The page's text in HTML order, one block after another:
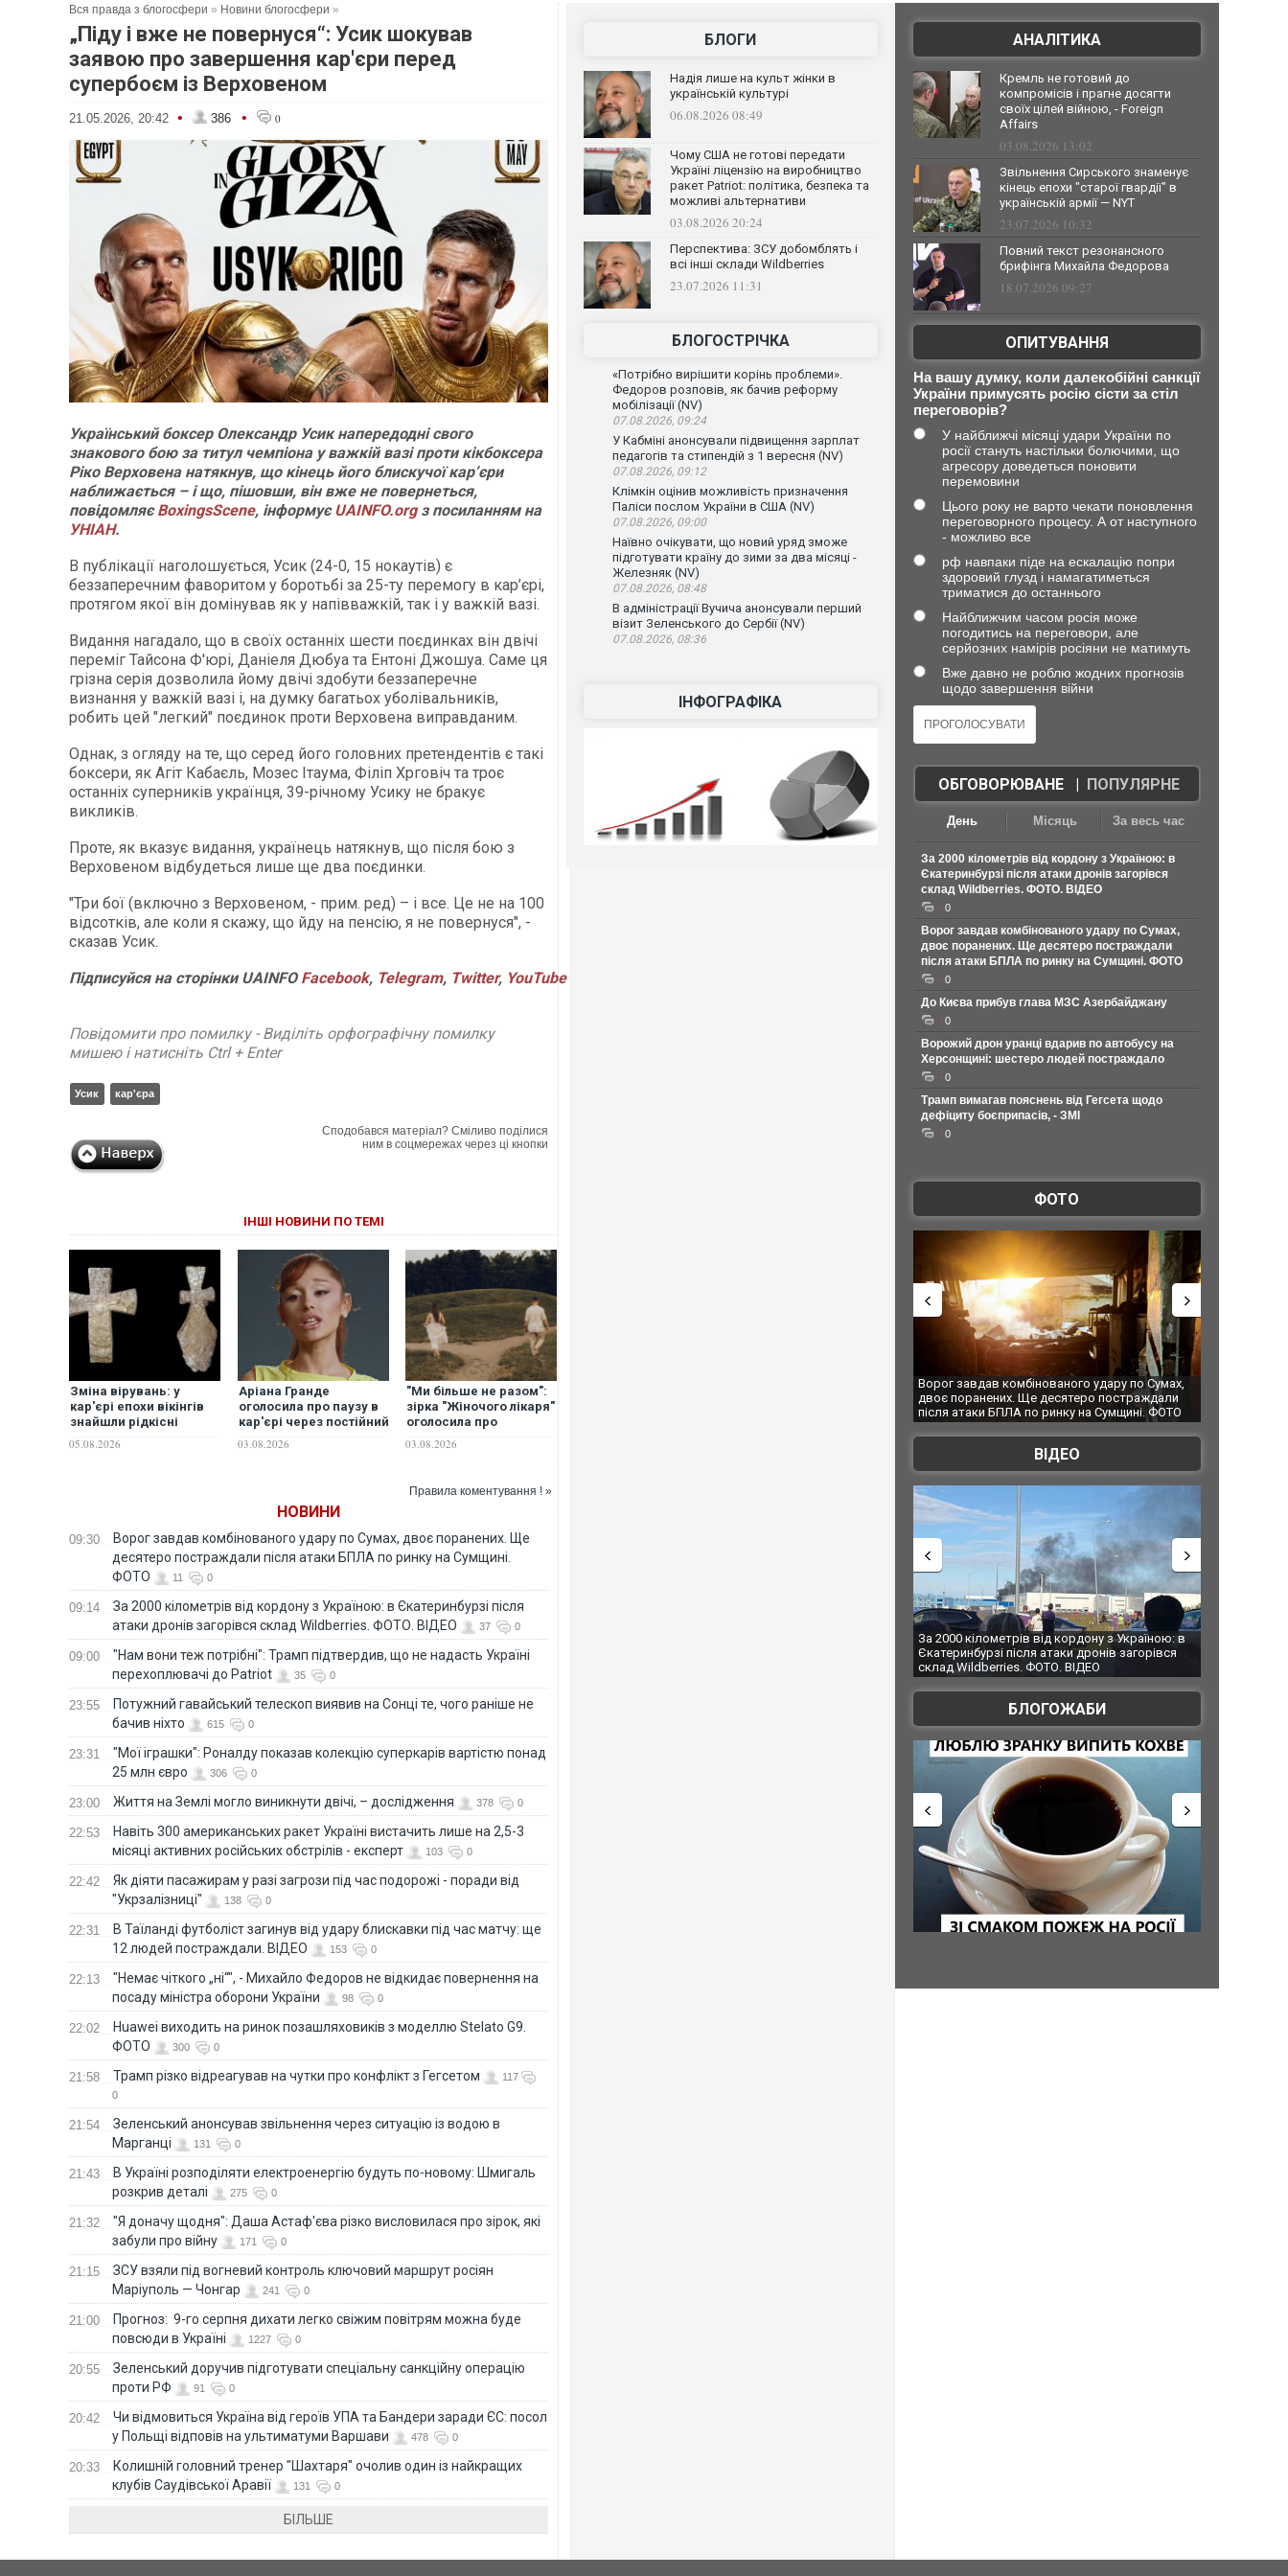
Вся правда з блогосфери » Новини блогосфери »
„Піду і вже не повернуся“: Усик шокував
заявою про завершення кар'єри перед
супербоєм із Верховеном
21.05.2026, 20:42 • 386 • 0
Український боксер Олександр Усик напередодні свого
знакового бою за титул чемпіона у важкій вазі проти кікбоксера
Ріко Верховена натякнув, що кінець його блискучої кар’єри
наближається – і що, пішовши, він вже не повернеться,
повідомляєBoxingsScene, інформуєUAINFO.orgз посиланням на
УНІАН.
В публікації наголошується, Усик (24-0, 15 нокаутів) є
беззаперечним фаворитом у боротьбі за 25-ту перемогу в кар’єрі,
протягом якої він домінував як у напівважкій, так і у важкій вазі.
Видання нагадало, що в своїх останніх шести поєдинках він двічі
переміг Тайсона Ф'юрі, Даніеля Дюбуа та Ентоні Джошуа. Саме ця
грізна серія дозволила йому двічі здобути беззаперечне
визнання у важкій вазі і, на думку багатьох уболівальників,
робить цей "легкий" поєдинок проти Верховена виправданим.
Однак, з огляду на те, що серед його головних претендентів є такі
боксери, як Агіт Кабаєль, Мозес Ітаума, Філіп Хрговіч та троє
останніх суперників українця, 39-річному Усику не бракує
викликів.
Проте, як вказує видання, українець натякнув, що після бою з
Верховеном відбудеться лише ще два поєдинки.
"Три бої (включно з Верховеном, - прим. ред) – і все. Це не на 100
відсотків, але коли я скажу, що йду на пенсію, я не повернуся", -
сказав Усик.
ПідписуйсянасторінкиUAINFO Facebook, Telegram, Twitter, YouTube
Повідомити про помилку - Виділіть орфографічну помилку
мишею і натисніть Ctrl + Enter
Усик кар'єра
Сподобався матеріал? Сміливо поділися
ним в соцмережах через ці кнопки
ІНШІ НОВИНИ ПО ТЕМІ
Зміна вірувань: у
кар'єрі епохи вікінгів
знайшли рідкісні
хрести
05.08.2026
Аріана Гранде
оголосила про паузу в
кар'єрі через постійний
03.08.2026
"Ми більше не разом":
зірка "Жіночого лікаря"
оголосила про
03.08.2026
Правила коментування ! »
НОВИНИ
09:30
Ворог завдав комбінованого удару по Сумах, двоє поранених. Ще
десятеро постраждали після атаки БПЛА по ринку на Сумщині.
ФОТО
11 0
09:14
За 2000 кілометрів від кордону з Україною: в Єкатеринбурзі після
атаки дронів загорівся склад Wildberries. ФОТО. ВІДЕО
37 0
09:00
"Нам вони теж потрібні": Трамп підтвердив, що не надасть Україні
перехоплювачі до Patriot
35 0
23:55
Потужний гавайський телескоп виявив на Сонці те, чого раніше не
бачив ніхто
615 0
23:31
"Мої іграшки": Роналду показав колекцію суперкарів вартістю понад
25 млн євро
306 0
23:00 Життя на Землі могло виникнути двічі, – дослідження 378 0
22:53
Навіть 300 американських ракет Україні вистачить лише на 2,5-3
місяці активних російських обстрілів - експерт
103 0
22:42
Як діяти пасажирам у разі загрози під час подорожі - поради від
"Укрзалізниці"
138 0
22:31
В Таїланді футболіст загинув від удару блискавки під час матчу: ще
12 людей постраждали. ВІДЕО
153 0
22:13
"Немає чіткого „ні“", - Михайло Федоров не відкидає повернення на
посаду міністра оборони України
98 0
22:02
Huawei виходить на ринок позашляховиків з моделлю Stelato G9.
ФОТО
300 0
21:58 Трамп різко відреагував на чутки про конфлікт з Гегсетом
117
0
21:54
Зеленський анонсував звільнення через ситуацію із водою в
Марганці
131 0
21:43
В Україні розподіляти електроенергію будуть по-новому: Шмигаль
розкрив деталі
275 0
21:32
"Я доначу щодня": Даша Астаф'єва різко висловилася про зірок, які
забули про війну
171 0
21:15
ЗСУ взяли під вогневий контроль ключовий маршрут росіян
Маріуполь — Чонгар
241 0
21:00
Прогноз: 9-го серпня дихати легко свіжим повітрям можна буде
повсюди в Україні
1227 0
20:55
Зеленський доручив підготувати спеціальну санкційну операцію
проти РФ
91 0
20:42
Чи відмовиться Україна від героїв УПА та Бандери заради ЄС: посол
у Польщі відповів на ультиматуми Варшави
478 0
20:33
Колишній головний тренер "Шахтаря" очолив один із найкращих
клубів Саудівської Аравії
131 0
БІЛЬШЕ
БЛОГИ
Надія лише на культ жінки в
українській культурі
06.08.2026 08:49
Чому США не готові передати
Україні ліцензію на виробництво
ракет Patriot: політика, безпека та
можливі альтернативи
03.08.2026 20:24
Перспектива: ЗСУ добомблять і
всі інші склади Wildberries
23.07.2026 11:31
БЛОГОСТРІЧКА
«Потрібно вирішити корінь проблеми».
Федоров розповів, як бачив реформу
мобілізації (NV)
07.08.2026, 09:24
У Кабміні анонсували підвищення зарплат
педагогів та стипендій з 1 вересня (NV)
07.08.2026, 09:12
Клімкін оцінив можливість призначення
Паліси послом України в США (NV)
07.08.2026, 09:00
Наївно очікувати, що новий уряд зможе
підготувати країну до зими за два місяці -
Железняк (NV)
07.08.2026, 08:48
В адміністрації Вучича анонсували перший
візит Зеленського до Сербії (NV)
07.08.2026, 08:36
ІНФОГРАФІКА
АНАЛІТИКА
Кремль не готовий до
компромісів і прагне досягти
своїх цілей війною, - Foreign
Affairs
03.08.2026 13:02
Звільнення Сирського знаменує
кінець епохи "старої гвардії" в
українській армії — NYT
23.07.2026 10:32
Повний текст резонансного
брифінга Михайла Федорова
18.07.2026 09:27
ОПИТУВАННЯ
На вашу думку, коли далекобійні санкції
України примусять росію сісти за стіл
переговорів?
У найближчі місяці удари України по
росії стануть настільки болючими, що
агресору доведеться поновити
перемовини
Цього року не варто чекати поновлення
переговорного процесу. А от наступного
- можливо все
рф навпаки піде на ескалацію попри
здоровий глузд і намагатиметься
триматися до останнього
Найближчим часом росія може
погодитись на переговори, але
серйозних намірів росіяни не матимуть
Вже давно не роблю жодних прогнозів
щодо завершення війни
ОБГОВОРЮВАНЕ| ПОПУЛЯРНЕ
День Місяць За весь час
За 2000 кілометрів від кордону з Україною: в
Єкатеринбурзі після атаки дронів загорівся
склад Wildberries. ФОТО. ВІДЕО
0
Ворог завдав комбінованого удару по Сумах,
двоє поранених. Ще десятеро постраждали
після атаки БПЛА по ринку на Сумщині. ФОТО
0
До Києва прибув глава МЗС Азербайджану
0
Ворожий дрон уранці вдарив по автобусу на
Херсонщині: шестеро людей постраждало
0
Трамп вимагав пояснень від Гегсета щодо
дефіциту боєприпасів, - ЗМІ
0
ФОТО
Ворог завдав комбінованого удару по Сумах,
двоє поранених. Ще десятеро постраждали
після атаки БПЛА по ринку на Сумщині. ФОТО
За 2000 кілометрів від кордону з Україною: в
Єкатеринбурзі після атаки дронів загорівся
склад Wildberries. ФОТО. ВІДЕО
ВІДЕО
За 2000 кілометрів від кордону з Україною: в
Єкатеринбурзі після атаки дронів загорівся
В Таїланді футболіст загинув від удару
блискавки під час матчу: ще 12 людей
постраждали. ВІДЕО
БЛОГОЖАБИ